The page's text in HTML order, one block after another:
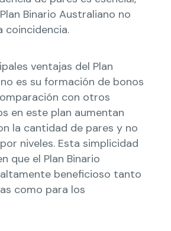
Binario Australiano no
coincidencia.
ventajas del Plan
es su formación de bonos
con otros
en este plan aumentan
la cantidad de pares y no
niveles. Esta simplicidad
que el Plan Binario
beneficioso tanto
como para los